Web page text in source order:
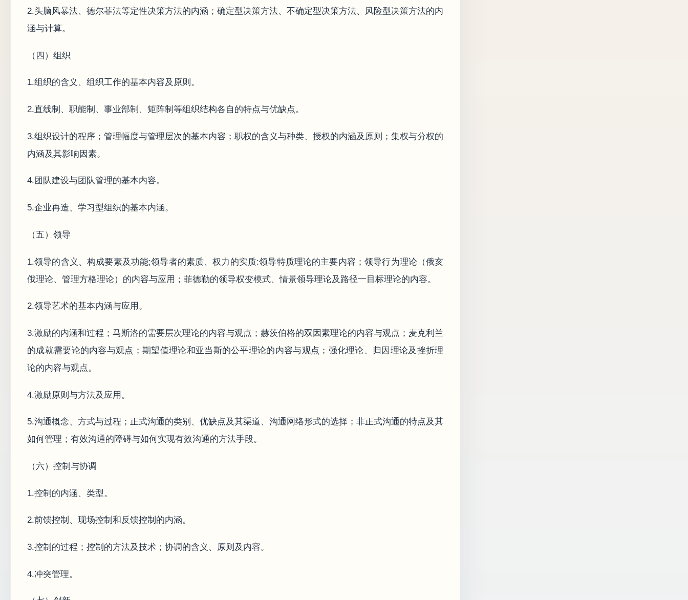
2.头脑风暴法、德尔菲法等定性决策方法的内涵；确定型决策方法、不确定型决策方法、风险型决策方法的内
涵与计算。
（四）组织
1.组织的含义、组织工作的基本内容及原则。
2.直线制、职能制、事业部制、矩阵制等组织结构各自的特点与优缺点。
3.组织设计的程序；管理幅度与管理层次的基本内容；职权的含义与种类、授权的内涵及原则；集权与分权的
内涵及其影响因素。
4.团队建设与团队管理的基本内容。
5.企业再造、学习型组织的基本内涵。
（五）领导
1.领导的含义、构成要素及功能;领导者的素质、权力的实质:领导特质理论的主要内容；领导行为理论（俄亥
俄理论、管理方格理论）的内容与应用；菲德勒的领导权变模式、情景领导理论及路径一目标理论的内容。
2.领导艺术的基本内涵与应用。
3.激励的内涵和过程；马斯洛的需要层次理论的内容与观点；赫茨伯格的双因素理论的内容与观点；麦克利兰
的成就需要论的内容与观点；期望值理论和亚当斯的公平理论的内容与观点；强化理论、归因理论及挫折理
论的内容与观点。
4.激励原则与方法及应用。
5.沟通概念、方式与过程；正式沟通的类别、优缺点及其渠道、沟通网络形式的选择；非正式沟通的特点及其
如何管理；有效沟通的障碍与如何实现有效沟通的方法手段。
（六）控制与协调
1.控制的内涵、类型。
2.前馈控制、现场控制和反馈控制的内涵。
3.控制的过程；控制的方法及技术；协调的含义、原则及内容。
4.冲突管理。